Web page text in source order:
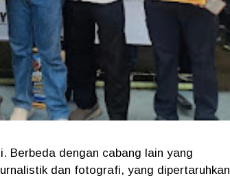
Berbeda dengan cabang lain yang
dan fotografi, yang dipertaruhkan